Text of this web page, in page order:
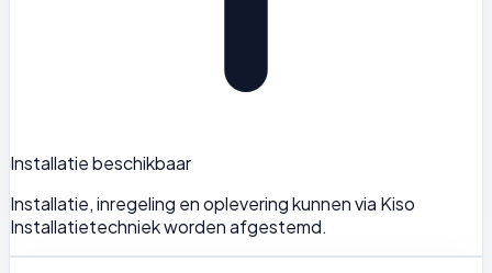
Installatie beschikbaar
Installatie, inregeling en oplevering kunnen via Kiso
Installatietechniek worden afgestemd.